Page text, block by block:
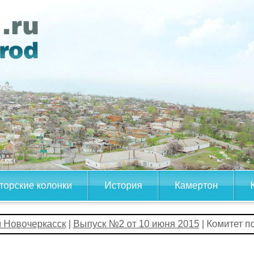
колонки История Камертон
| Выпуск №2 от 10 июня 2015| Комитет